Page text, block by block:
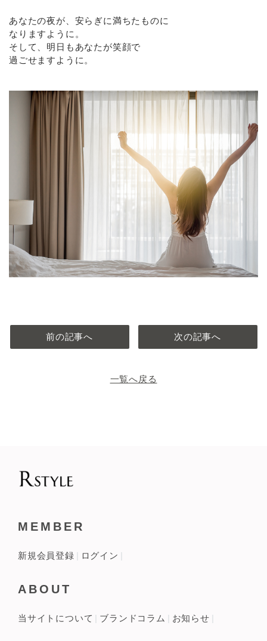
あなたの夜が、安らぎに満ちたものに
なりますように。
そして、明日もあなたが笑顔で
過ごせますように。
前の記事へ
一覧へ戻る
次の記事へ
MEMBER
新規会員登録 ログイン
ABOUT
当サイトについて ブランドコラム お知らせ